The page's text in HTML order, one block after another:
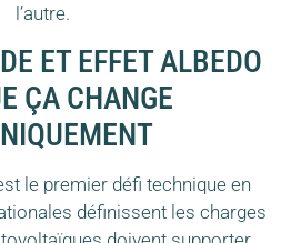
l’autre.
ET EFFET ALBEDO
ÇA CHANGE
le premier défi technique en
définissent les charges